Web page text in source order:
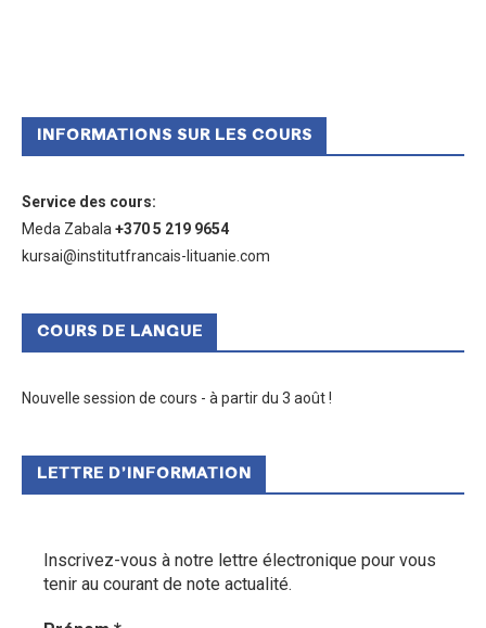
INFORMATIONS SUR LES COURS
Service des cours:
Meda Zabala +370 5 219 9654
kursai@institutfrancais-lituanie.com
COURS DE LANGUE
Nouvelle session de cours - à partir du 3 août !
LETTRE D’INFORMATION
Inscrivez-vous à notre lettre électronique pour vous
tenir au courant de note actualité.